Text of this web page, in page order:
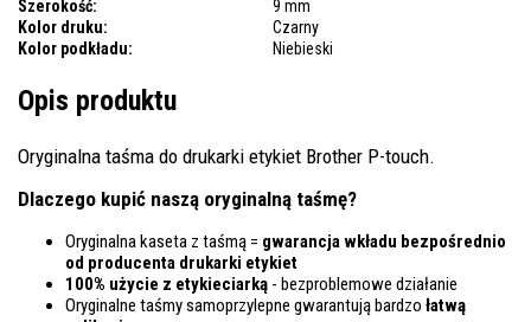
Szerokość:
9 mm
Kolor druku:
Czarny
Kolor podkładu:
Niebieski
Opis produktu
Oryginalna taśma do drukarki etykiet Brother P-touch.
Dlaczego kupić naszą oryginalną taśmę?
Oryginalna kaseta z taśmą = gwarancja wkładu bezpośrednio
od producenta drukarki etykiet
100% użycie z etykieciarką - bezproblemowe działanie
Oryginalne taśmy samoprzylepne gwarantują bardzo łatwą